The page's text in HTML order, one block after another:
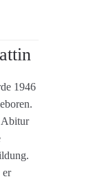
1946
Abitur
er